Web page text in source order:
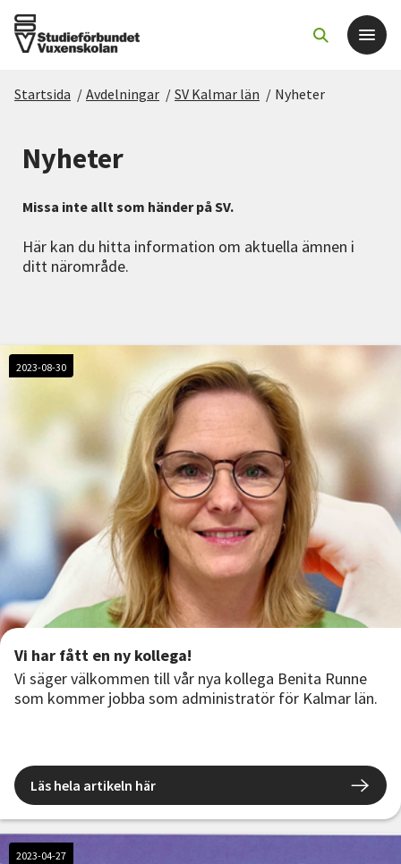
För dig som
Sök kurser och evenemang
Om SV
Cirkelledare
Nyheter
Avdelningar
Lyssna
Startsida / Avdelningar / SV Kalmar län / Nyheter
Nyheter
Missa inte allt som händer på SV.
Här kan du hitta information om aktuella ämnen i
ditt närområde.
2023-08-30
Vi har fått en ny kollega!
Vi säger välkommen till vår nya kollega Benita Runne
som kommer jobba som administratör för Kalmar län.
Läs hela artikeln här
2023-04-27